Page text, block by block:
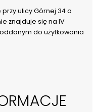
ulicy Górnej 34 o
znajduje się na IV
do użytkowania
połączonego z
kuchni znajduje się
zmywarka oraz